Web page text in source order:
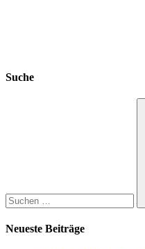
Suche
Neueste Beiträge